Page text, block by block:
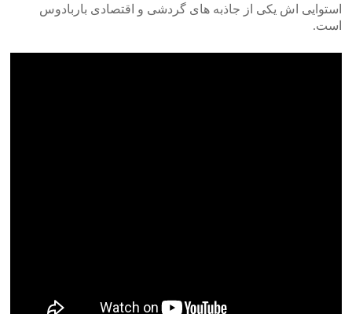
استوایی اش یکی از جاذبه های گردشی و اقتصادی باربادوس
است.